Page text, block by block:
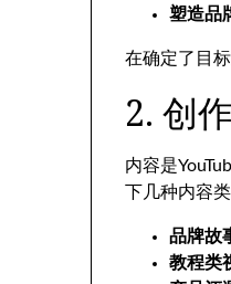
塑造品
在确定了目
2. 创
内容是
下几种内容类
品牌故
教程类